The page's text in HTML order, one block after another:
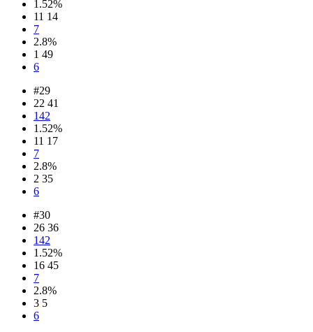
1.52%
11 14
7
2.8%
1 49
6
#29
22 41
142
1.52%
11 17
7
2.8%
2 35
6
#30
26 36
142
1.52%
16 45
7
2.8%
3 5
6